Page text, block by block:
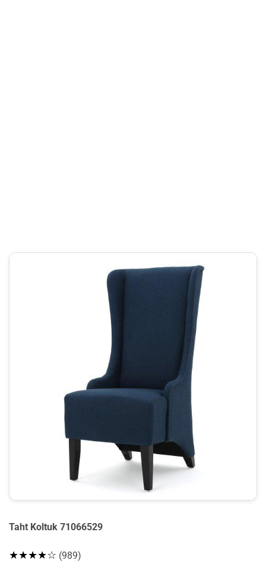
Taht Koltuk 71066529
★★★★☆ (989)